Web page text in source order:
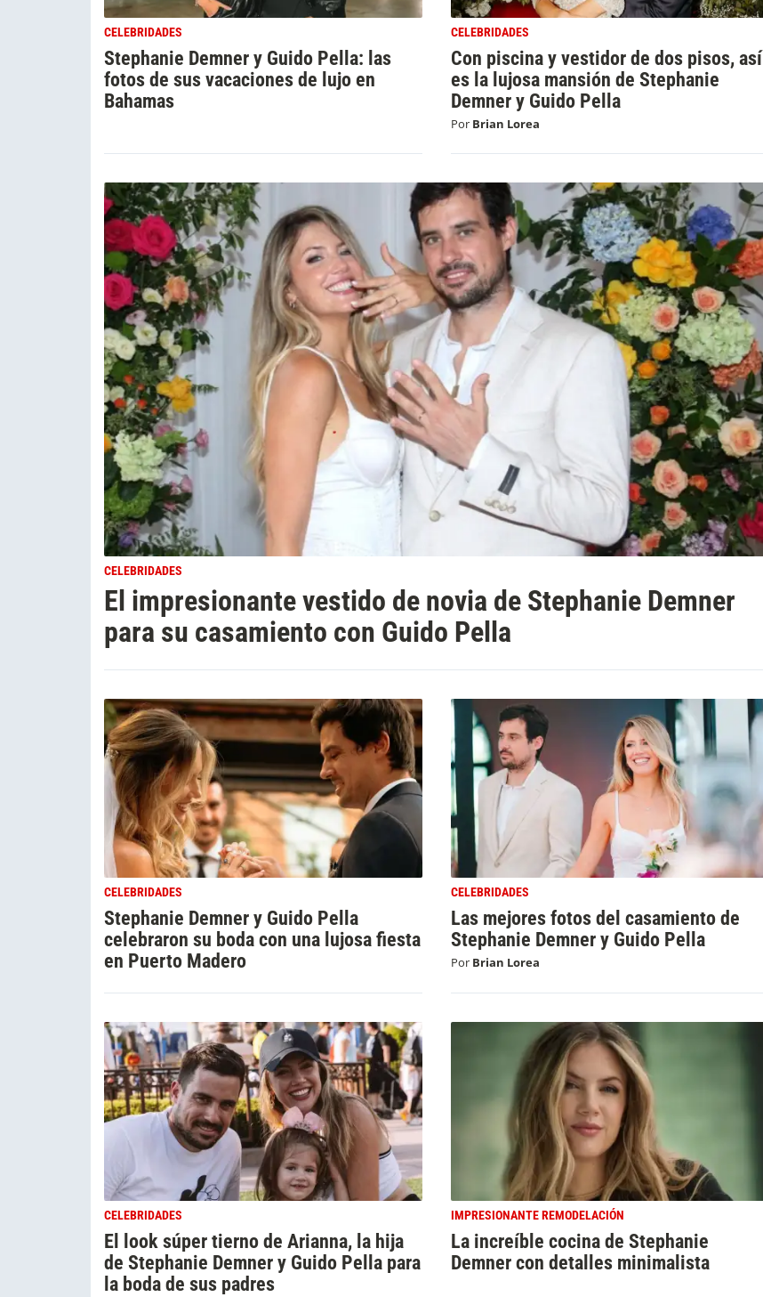
CELEBRIDADES
Stephanie Demner y Guido Pella: las
fotos de sus vacaciones de lujo en
Bahamas
CELEBRIDADES
Con piscina y vestidor de dos pisos, así
es la lujosa mansión de Stephanie
Demner y Guido Pella
Por Brian Lorea
CELEBRIDADES
El impresionante vestido de novia de Stephanie Demner
para su casamiento con Guido Pella
CELEBRIDADES
Stephanie Demner y Guido Pella
celebraron su boda con una lujosa fiesta
en Puerto Madero
CELEBRIDADES
Las mejores fotos del casamiento de
Stephanie Demner y Guido Pella
Por Brian Lorea
CELEBRIDADES
El look súper tierno de Arianna, la hija
de Stephanie Demner y Guido Pella para
la boda de sus padres
IMPRESIONANTE REMODELACIÓN
La increíble cocina de Stephanie
Demner con detalles minimalista